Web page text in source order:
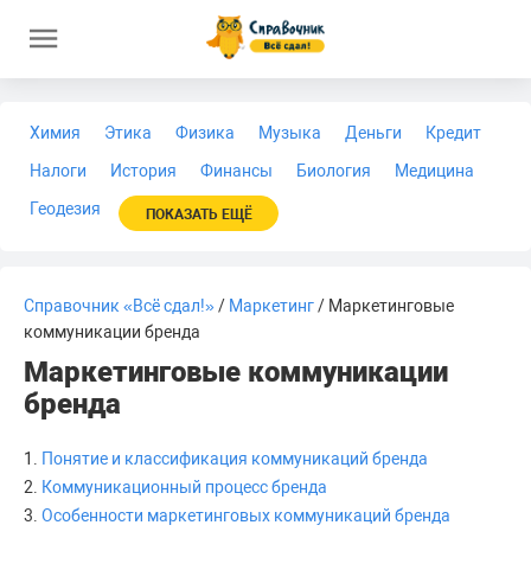
Химия Этика Физика Музыка Деньги
Кредит
Налоги
История Финансы Биология
Медицина
Геодезия
ПОКАЗАТЬ ЕЩЁ
Справочник «Всё сдал!»/ Маркетинг/ Маркетинговые
коммуникации бренда
Маркетинговые коммуникации
бренда
1.
Понятие и классификация коммуникаций бренда
2.
Коммуникационный процесс бренда
3. Особенности маркетинговых коммуникаций бренда